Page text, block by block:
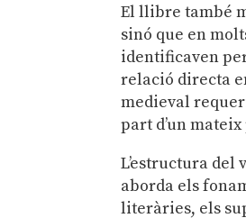
El llibre també
sinó que en
identificaven
relació directa
medieval
part d’un
L’estructura del
aborda els
literàries, els